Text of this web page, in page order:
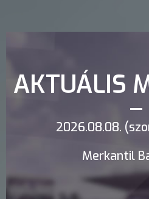
AKTUÁLIS
2026.08.08.
Merkantil